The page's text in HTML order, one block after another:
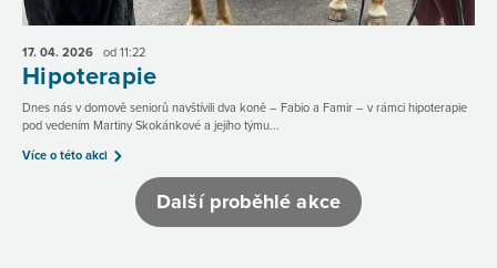
17. 04. 2026 od 11:22
Hipoterapie
Dnes nás v domově seniorů navštívili dva koně – Fabio a Famir – v rámci hipoterapie
pod vedením Martiny Skokánkové a jejího týmu...
Více o této akci
Další proběhlé akce